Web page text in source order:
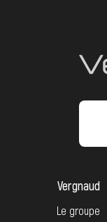
Vergnaud
Le groupe